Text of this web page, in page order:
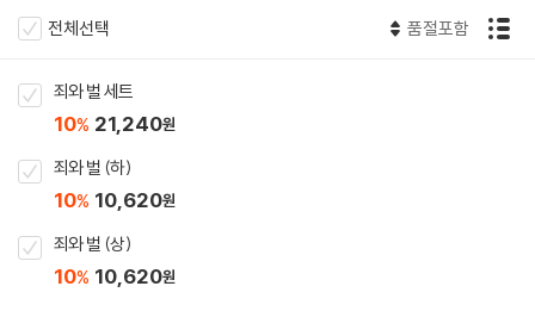
전체선택 품절포함
죄와 벌 세트
10% 21,240원
죄와 벌 (하)
10% 10,620원
죄와 벌 (상)
10% 10,620원